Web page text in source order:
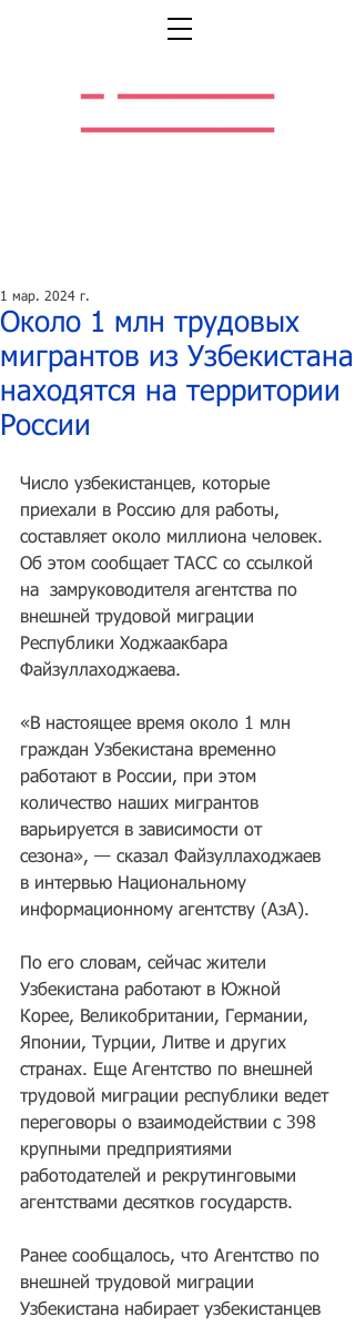
Около 1 млн трудовых
мигрантов из Узбекистана
находятся на территории
России
1 мар. 2024 г.
Число узбекистанцев, которые
приехали в Россию для работы,
составляет около миллиона человек.
Об этом сообщает ТАСС со ссылкой
на  замруководителя агентства по
внешней трудовой миграции
Республики Ходжаакбара
Файзуллаходжаева.
«В настоящее время около 1 млн
граждан Узбекистана временно
работают в России, при этом
количество наших мигрантов
варьируется в зависимости от
сезона», — сказал Файзуллаходжаев
в интервью Национальному
информационному агентству (АзА).
По его словам, сейчас жители
Узбекистана работают в Южной
Корее, Великобритании, Германии,
Японии, Турции, Литве и других
странах. Еще Агентство по внешней
трудовой миграции республики ведет
переговоры о взаимодействии с 398
крупными предприятиями
работодателей и рекрутинговыми
агентствами десятков государств.
Ранее сообщалось, что Агентство по
внешней трудовой миграции
Узбекистана набирает узбекистанцев